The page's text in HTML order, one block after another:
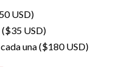
USD)
($35 USD)
una ($180 USD)